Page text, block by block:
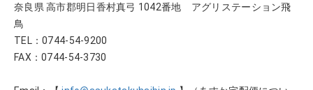
奈良県 高市郡明日香村真弓 1042番地 アグリステーション飛
鳥
TEL：0744-54-9200
FAX：0744-54-3730